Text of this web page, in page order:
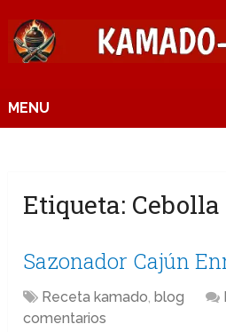
MENU
Etiqueta: Cebolla
Sazonador Cajún
Receta kamado,blog
comentarios